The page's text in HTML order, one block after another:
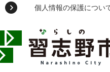
個人情報の保護につい